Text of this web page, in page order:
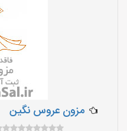
مزون عروس نگین